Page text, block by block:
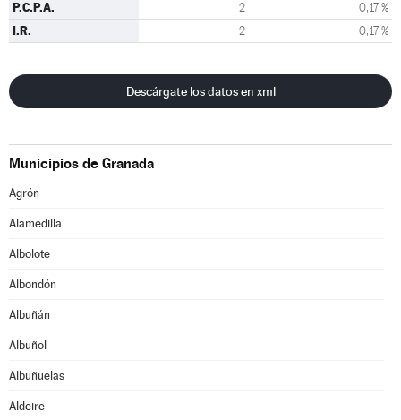
P.C.P.A. 2 0,17 %
I.R. 2 0,17 %
Descárgate los datos en xml
Municipios de Granada
Agrón
Alamedilla
Albolote
Albondón
Albuñán
Albuñol
Albuñuelas
Aldeire